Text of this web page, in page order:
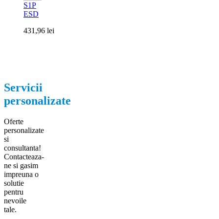
S1P
ESD
431,96 lei
Servicii
personalizate
Oferte
personalizate
si
consultanta!
Contacteaza-
ne si gasim
impreuna o
solutie
pentru
nevoile
tale.